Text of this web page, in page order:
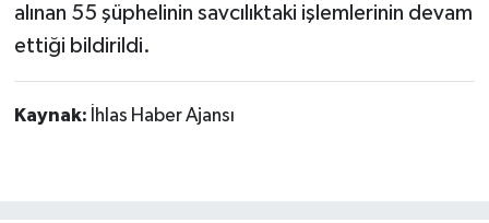
alınan 55 şüphelinin savcılıktaki işlemlerinin devam
ettiği bildirildi.
Kaynak: İhlas Haber Ajansı